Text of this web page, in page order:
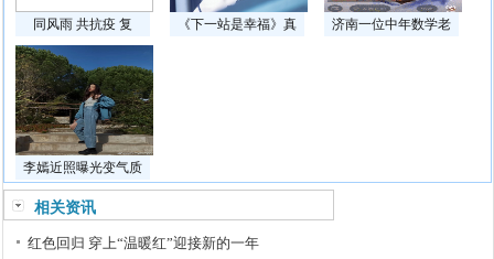
同风雨 共抗疫 复 《下一站是幸福》真 济南一位中年数学老
李嫣近照曝光变气质
相关资讯
红色回归 穿上“温暖红”迎接新的一年